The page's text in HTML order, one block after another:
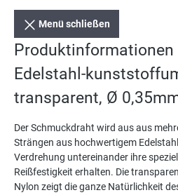
Menü schließen
Edelstahl-
transparent, Ø
Der Schmuckdraht wird aus aus
Strängen aus hochwertigem
Verdrehung untereinander ihre
Reißfestigkeit erhalten. Die
Nylon zeigt die ganze Natürlichkeit